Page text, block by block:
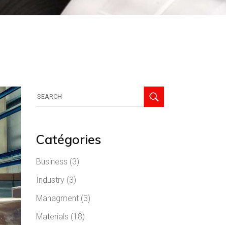
Catégories
Business (3)
Industry(3)
Managment(3)
Materials (18)